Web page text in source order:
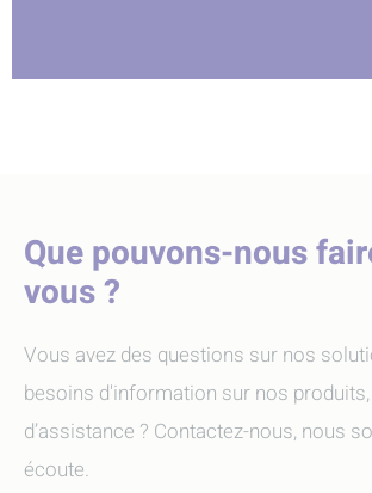
Que pouvons-nous
vous ?
Vous avez des questions sur nos
besoins d'information sur nos
d’assistance ? Contactez-nous, nous
écoute.